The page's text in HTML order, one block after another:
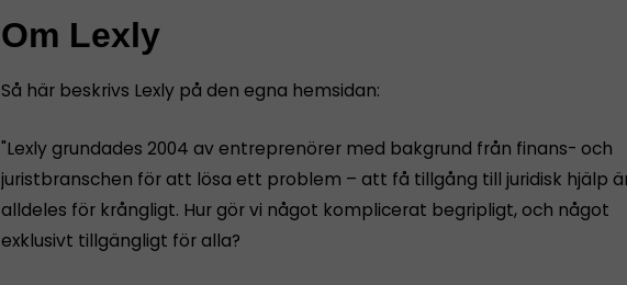
Om Lexly
Så här beskrivs Lexly på den egna hemsidan:
"Lexly grundades 2004 av entreprenörer med bakgrund från finans- och
juristbranschen för att lösa ett problem – att få tillgång till juridisk hjälp
alldeles för krångligt. Hur gör vi något komplicerat begripligt, och något
exklusivt tillgängligt för alla?